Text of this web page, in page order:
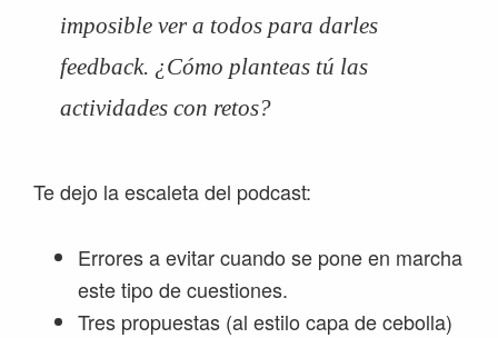
imposible ver a todos para darles
feedback. ¿Cómo planteas tú las
actividades con retos?
Te dejo la escaleta del podcast:
Errores a evitar cuando se pone en marcha
este tipo de cuestiones.
Tres propuestas (al estilo capa de cebolla)